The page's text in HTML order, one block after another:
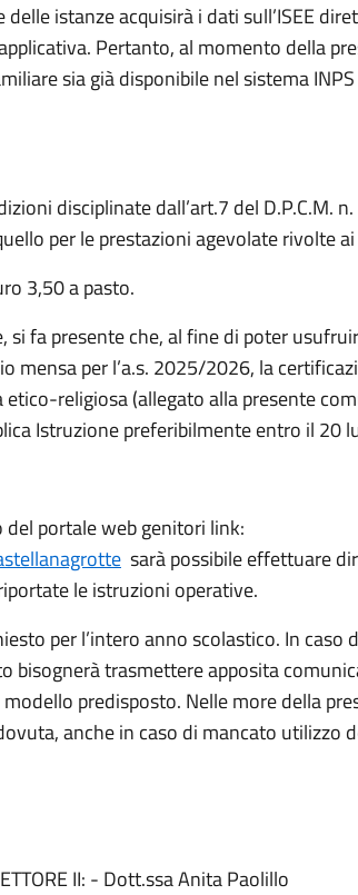
istanze acquisirà i dati sull’ISEE
Pertanto, al momento della
sia già disponibile nel sistema
disciplinate dall’art.7 del D.P.C.M.
per le prestazioni agevolate rivolte
3,50 a pasto.
fa presente che, al fine di poter
mensa per l’a.s. 2025/2026, la
religiosa (allegato alla presente
Istruzione preferibilmente entro il 20
portale web genitori link:
sarà possibile effettuare
le istruzioni operative.
per l’intero anno scolastico. In caso
bisognerà trasmettere apposita
predisposto. Nelle more della
anche in caso di mancato utilizzo
II: - Dott.ssa Anita Paolillo